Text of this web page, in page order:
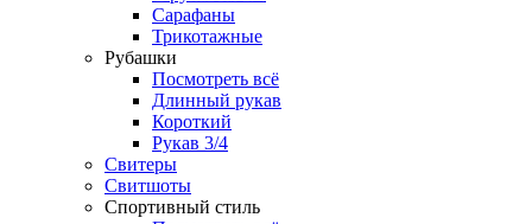
Сарафаны
Трикотажные
Рубашки
Посмотреть всё
Длинный рукав
Короткий
Рукав 3/4
Свитеры
Свитшоты
Спортивный стиль